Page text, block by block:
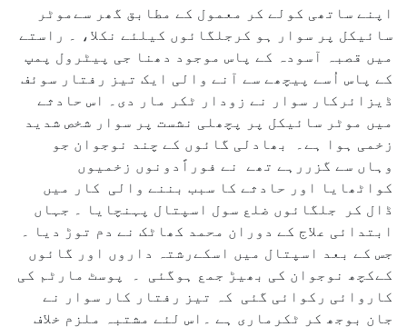
اپنے ساتھی کولے کر معمول کے مطابق گھر سےموٹر
سائیکل پر سوار ہو کرجلگائوں کیلئے نکلا، ۔ راستے
میں قصبہ آسودہ کے پاس موجود دھنا جی پیٹرول پمپ
کے پاس اُسے پیچھے سے آنے والی ایک تیز رفتار سوئف
ڈیزائرکار سوار نے زودار ٹکر مار دی۔ اس حادثے
میں موٹر سائیکل پر پچھلی نشست پر سوار شخص شدید
زخمی ہوا ہے۔ بھادلی گائوں کے چند نوجوان جو
وہاں سے گزررہے تھے نے فوراًدونوں زخمیوں
کواٹھایا اور حادثے کا سبب بننے والی کار میں
ڈال کر جلگائوں ضلع سول اسپتال پہنچایا ۔ جہاں
ابتدائی علاج کے دوران محمد کھاٹک نے دم توڑ دیا ۔
جس کے بعد اسپتال میں اسکےرشتہ داروں اور گائوں
کےکچھ نوجوان کی بھیڑ جمع ہوگئی ۔ پوسٹ مارٹم کی
کاروائی رکوائی گئی کہ تیز رفتار کار سوار نے
جان بوجھ کر ٹکرماری ہے ۔اس لئے مشتبہ ملزم خلاف